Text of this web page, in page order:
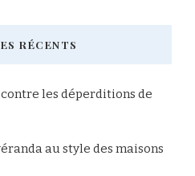
RÉCENTS
les déperditions de
au style des maisons